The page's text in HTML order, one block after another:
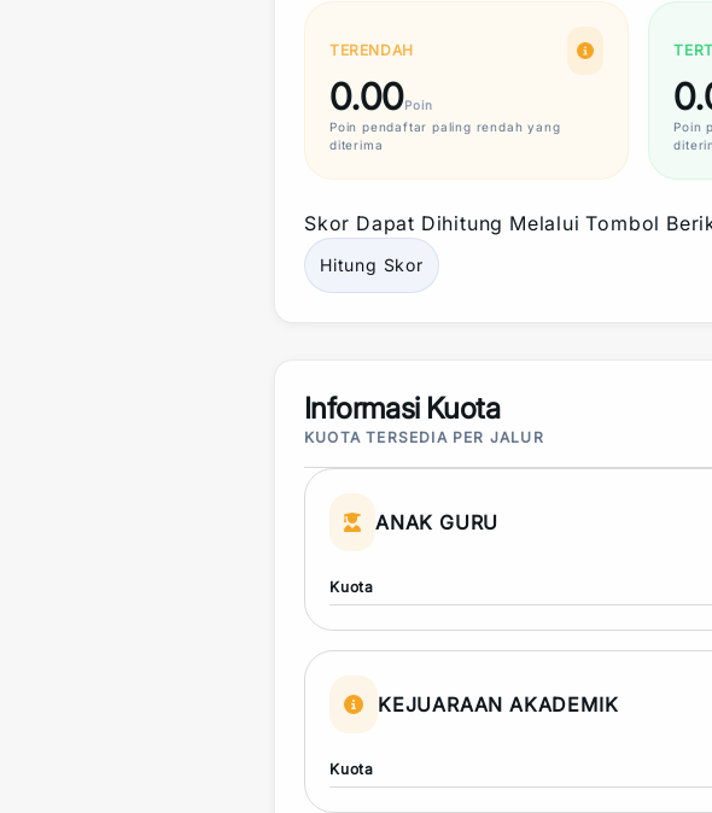
TERENDAH
0.00Poin
Poin pendaftar paling rendah yang
diterima
Poin
Skor Dapat Dihitung Melalui Tombol
Hitung Skor
Informasi Kuota
KUOTA TERSEDIA PER JALUR
ANAK GURU
Kuota
KEJUARAAN AKADEMIK
Kuota